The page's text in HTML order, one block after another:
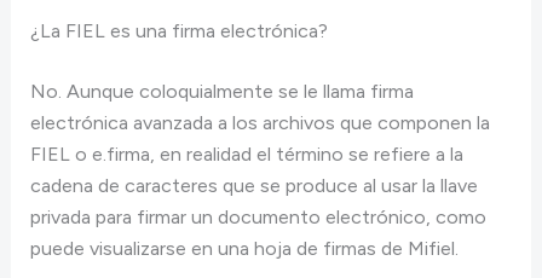
¿La FIEL es una firma electrónica?
No. Aunque coloquialmente se le llama firma
electrónica avanzada a los archivos que componen la
FIEL o e.firma, en realidad el término se refiere a la
cadena de caracteres que se produce al usar la llave
privada para firmar un documento electrónico, como
puede visualizarse en una hoja de firmas de Mifiel.